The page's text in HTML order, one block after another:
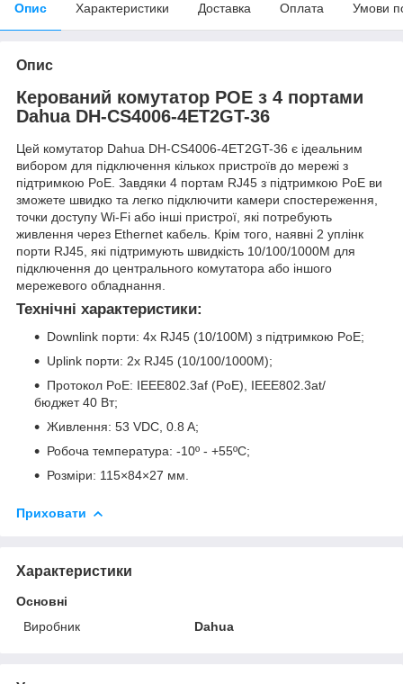
Опис Характеристики Доставка Оплата Умови
Опис
Керований комутатор POE з 4 портами
Dahua DH-CS4006-4ET2GT-36
Цей комутатор Dahua DH-CS4006-4ET2GT-36 є ідеальним
вибором для підключення кількох пристроїв до мережі з
підтримкою PoE. Завдяки 4 портам RJ45 з підтримкою PoE ви
зможете швидко та легко підключити камери спостереження,
точки доступу Wi-Fi або інші пристрої, які потребують
живлення через Ethernet кабель. Крім того, наявні 2 уплінк
порти RJ45, які підтримують швидкість 10/100/1000M для
підключення до центрального комутатора або іншого
мережевого обладнання.
Технічні характеристики:
Downlink порти: 4x RJ45 (10/100M) з підтримкою PoE;
Uplink порти: 2x RJ45 (10/100/1000M);
Протокол PoE: IEEE802.3af (PoE), IEEE802.3at/
бюджет 40 Вт;
Живлення: 53 VDC, 0.8 A;
Робоча температура: -10º - +55ºC;
Розміри: 115×84×27 мм.
Приховати
Характеристики
Основні
Виробник
Dahua